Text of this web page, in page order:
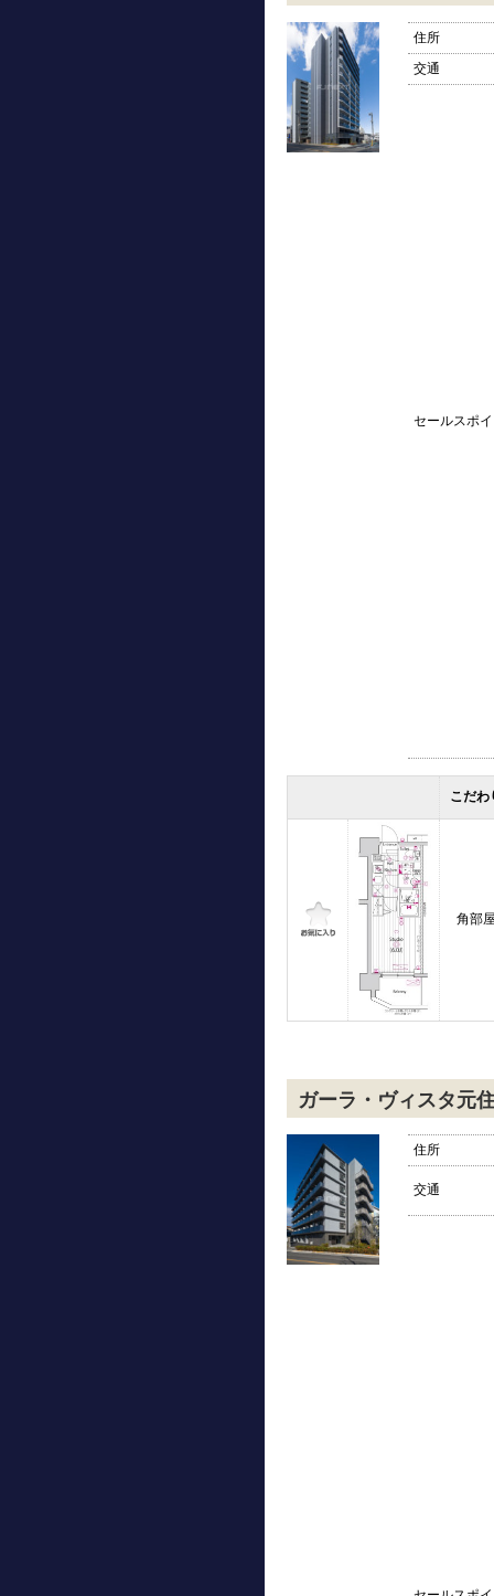
住所
交通
セールスポ
こだわ
角部
ガーラ・ヴィスタ元
住所
交通